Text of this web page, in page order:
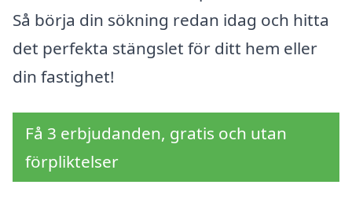
Så börja din sökning redan idag och hitta
det perfekta stängslet för ditt hem eller
din fastighet!
Få 3 erbjudanden, gratis och utan
förpliktelser